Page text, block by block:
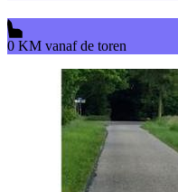
0 KM vanaf de toren